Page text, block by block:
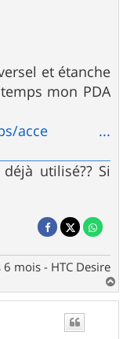
et étanche
mon PDA
gps/acce ...
utilisé?? Si
mois - HTC Desire
a
u